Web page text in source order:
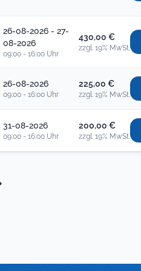
26-08-2026 - 27-
08-2026
09:00 - 16:00 Uhr
430,00 €
zzgl. 19% MwSt.
26-08-2026
09:00 - 16:00 Uhr
225,00 €
zzgl. 19% MwSt.
31-08-2026
09:00 - 16:00 Uhr
200,00 €
zzgl. 19% MwSt.